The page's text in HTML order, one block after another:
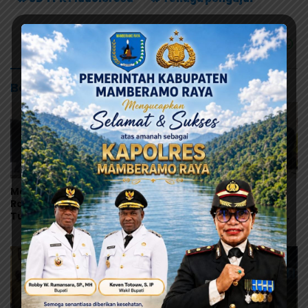
Baca Juga
Mahasiswa Mamberamo
Raya Desak Kejati Papua
Tuntaskan Kasus Dugaan
Penyimpangan Dana
Beasiswa Rp.16, 9 Miliar
Robby Rumansara:
Digitalisasi Keuangan
Jadi Kunci Percepatan
Pembangunan
Mamberamo Raya